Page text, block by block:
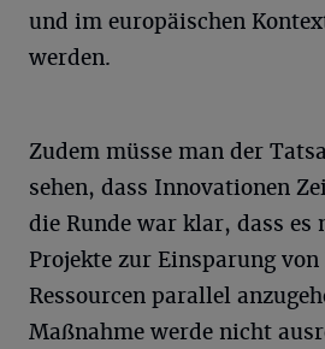
und im europäischen
werden.
Zudem müsse man der
sehen, dass Innovationen
die Runde war klar, dass
Projekte zur Einsparung von
Ressourcen parallel
Maßnahme werde nicht